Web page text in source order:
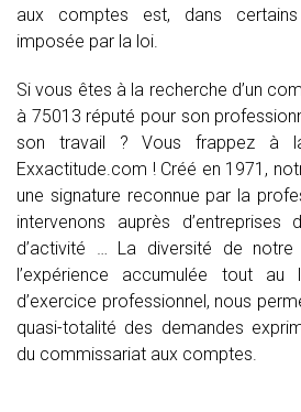
aux comptes est, dans
imposée par la loi.
Si vous êtes à la recherche d’un
à 75013 réputé pour son
son travail ? Vous frappez à
Exxactitude.com ! Créé en 1971,
une signature reconnue par la
intervenons auprès d’entreprises
d’activité … La diversité de
l’expérience accumulée tout
d’exercice professionnel, nous
quasi-totalité des demandes
du commissariat aux comptes.